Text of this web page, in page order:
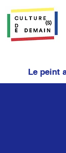
Le peint